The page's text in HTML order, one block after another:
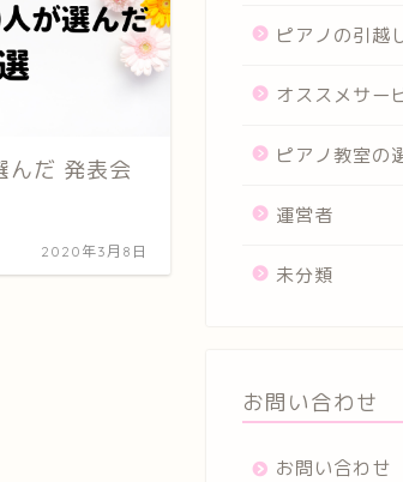
んだ 発表会
2020年3月8日
ピアノの引越
オススメサー
ピアノ教室の
運営者
未分類
お問い合わせ
お問い合わせ